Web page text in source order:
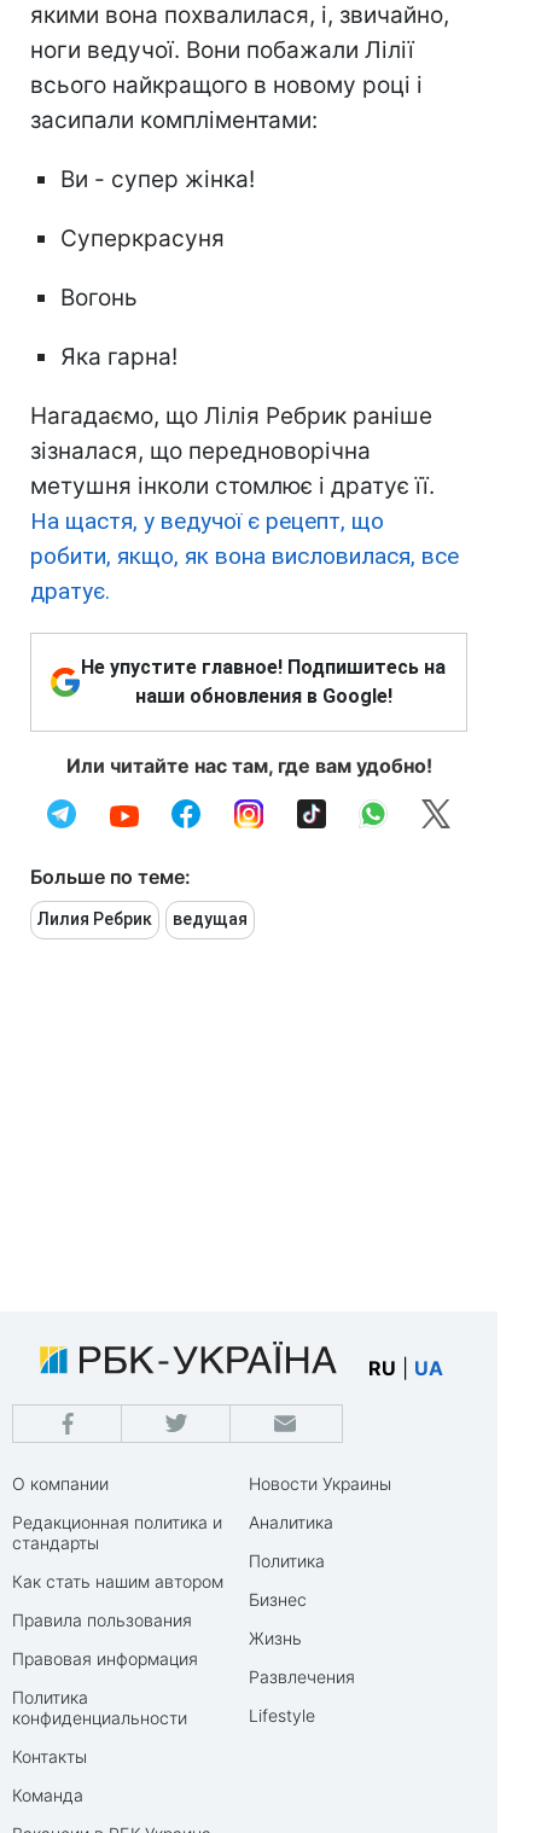
якими вона похвалилася, і, звичайно,
ноги ведучої. Вони побажали Лілії
всього найкращого в новому році і
засипали компліментами:
Ви - супер жінка!
Суперкрасуня
Вогонь
Яка гарна!
Нагадаємо, що Лілія Ребрик раніше
зізналася, що передноворічна
метушня інколи стомлює і дратує її.
На щастя, у ведучої є рецепт, що
робити, якщо, як вона висловилася, все
дратує.
Не упустите главное! Подпишитесь на
наши обновления в Google!
Или читайте нас там, где вам удобно!
Больше по теме:
Лилия Ребрик ведущая
RU UA
О компании
Редакционная политика и
стандарты
Как стать нашим автором
Правила пользования
Правовая информация
Политика
конфиденциальности
Контакты
Команда
Новости Украины
Аналитика
Политика
Бизнес
Жизнь
Развлечения
Lifestyle